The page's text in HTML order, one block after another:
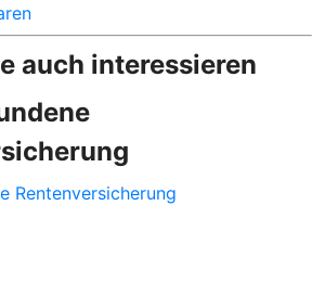
auch interessieren
Rentenversicherung